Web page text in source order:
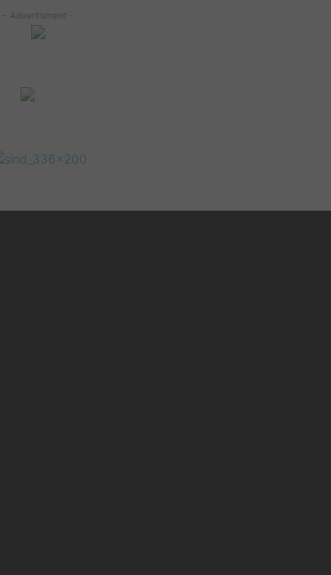
- Advertisment -